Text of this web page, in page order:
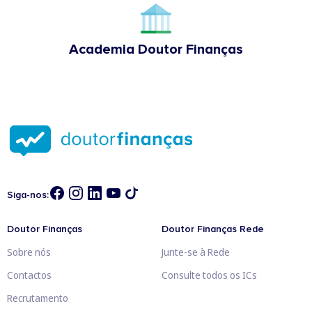
Academia Doutor Finanças
Siga-nos:
Doutor Finanças
Sobre nós
Contactos
Recrutamento
Doutor Finanças Rede
Junte-se à Rede
Consulte todos os ICs